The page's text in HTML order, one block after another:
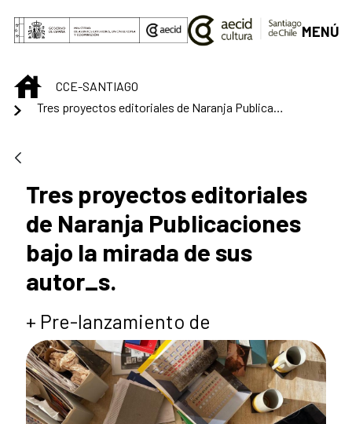
Saltar al contenido principal
MENÚ
INICIOCCE-SANTIAGO
Tres proyectos editoriales
de Naranja Publicaciones
bajo la mirada de sus
autor_s.
+ Pre-lanzamiento de